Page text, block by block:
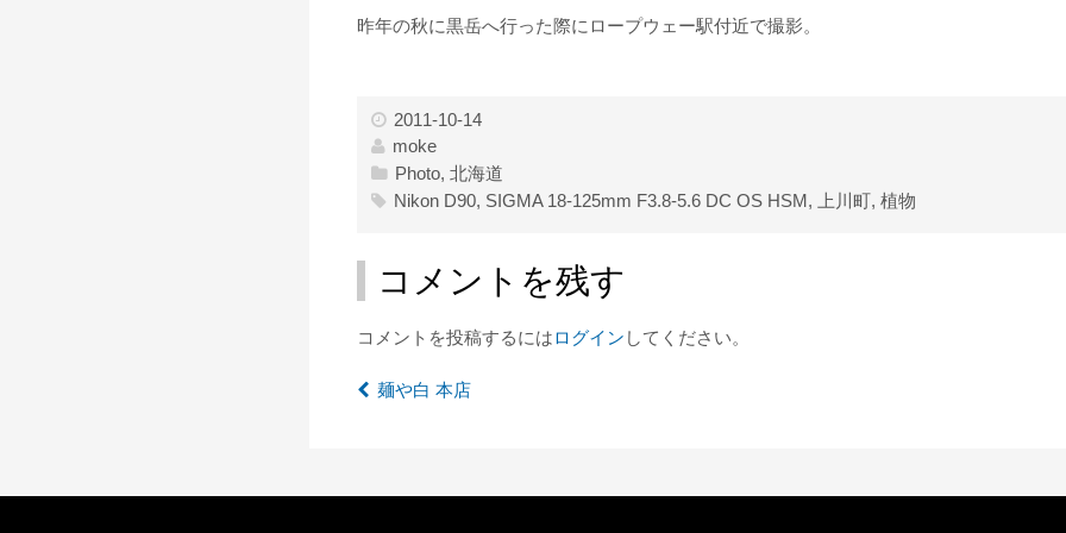
昨年の秋に黒岳へ行った際にロープウェー駅付近で撮影。
2011-10-14
moke
Photo, 北海道
Nikon D90, SIGMA 18-125mm F3.8-5.6 DC OS HSM , 上川町, 植物
コメントを残す
コメントを投稿するにはログイン してください。
麺や白 本店